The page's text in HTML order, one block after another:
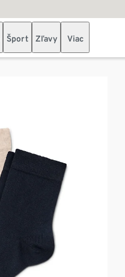
Šport Zľavy Viac